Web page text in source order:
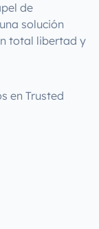
de
solución
total libertad y
en Trusted